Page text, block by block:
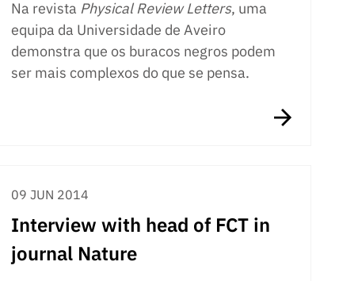
Na revista Physical Review Letters, uma
equipa da Universidade de Aveiro
demonstra que os buracos negros podem
ser mais complexos do que se pensa.
09 JUN 2014
Interview with head of FCT in
journal Nature